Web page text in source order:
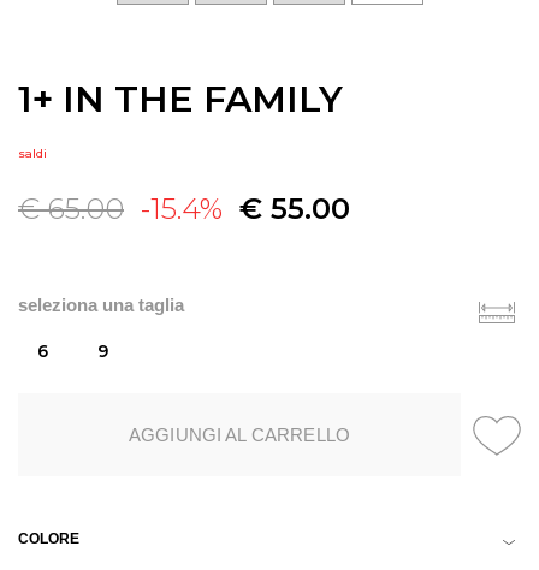
1+ IN THE FAMILY
saldi
€ 65.00 -15.4% € 55.00
seleziona una taglia
6 9
AGGIUNGI AL CARRELLO
COLORE